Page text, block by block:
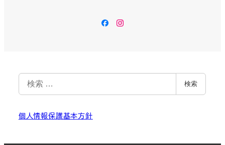
Facebook
Instagram
検
索
検索
個人情報保護基本方針